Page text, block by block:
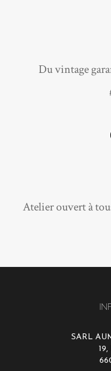
Du vintage
Atelier ouvert à
SARL
19,